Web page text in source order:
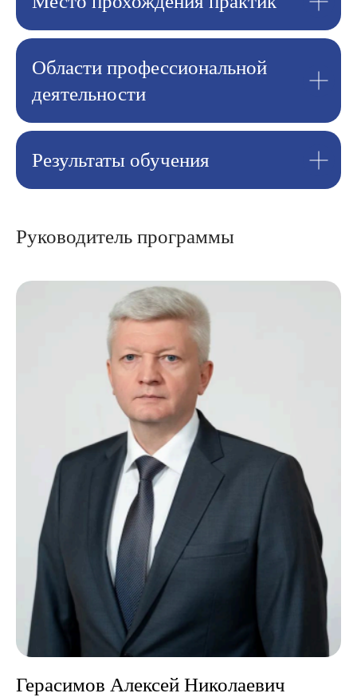
Области профессиональной
деятельности
Результаты обучения
Руководитель программы
Герасимов Алексей Николаевич
Перезвоним в ближайшее время
и назначим встречу с представителем
института
Не можешь определиться
с направлением или
остались вопросы?